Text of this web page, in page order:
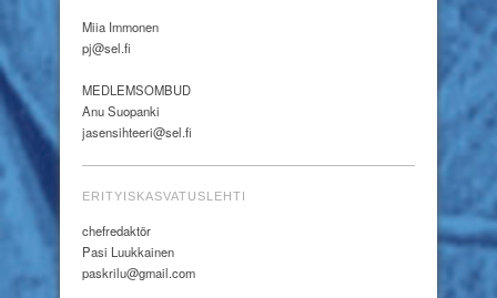
Miia Immonen
pj@sel.fi
MEDLEMSOMBUD
Anu Suopanki
jasensihteeri@sel.fi
ERITYISKASVATUSLEHTI
chefredaktör
Pasi Luukkainen
paskrilu@gmail.com